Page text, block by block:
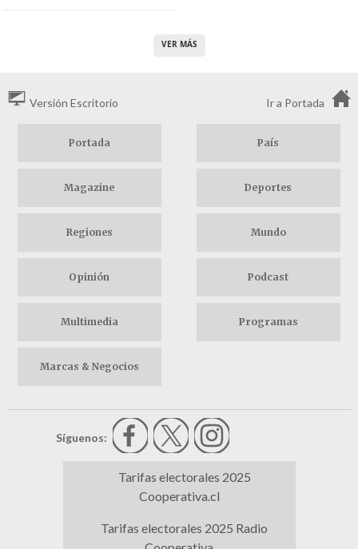
VER MÁS
Versión Escritorio Ir a Portada
Portada País
Magazine Deportes
Regiones Mundo
Opinión Podcast
Multimedia Programas
Marcas & Negocios
Síguenos:
Tarifas electorales 2025
Cooperativa.cl
Tarifas electorales 2025 Radio